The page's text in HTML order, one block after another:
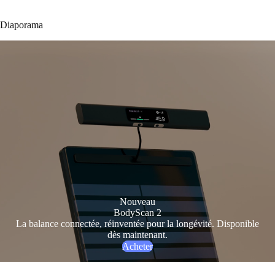
Diaporama
Nouveau
BodyScan 2
La balance connectée, réinventée pour la longévité. Disponible
dès maintenant.
Acheter